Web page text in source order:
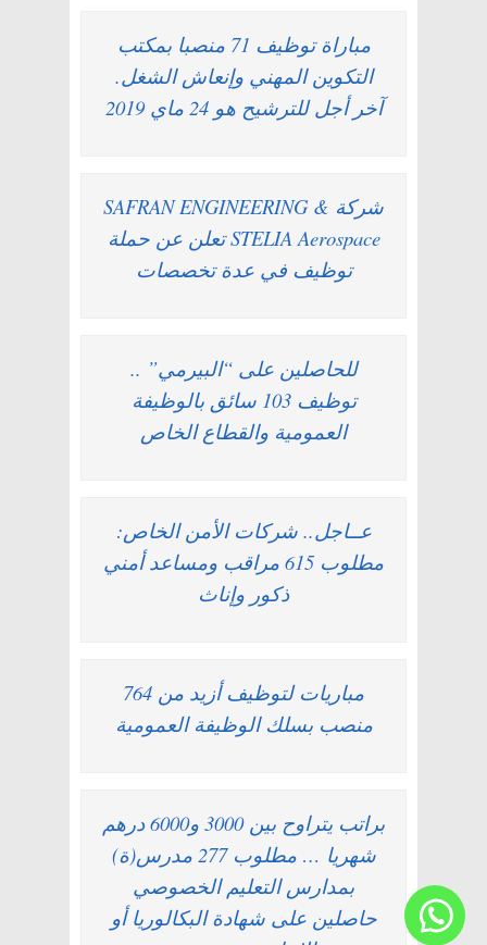
مباراة توظيف 71 منصبا بمكتب
التكوين المهني وإنعاش الشغل.
آخر أجل للترشيح هو 24 ماي 2019
شركة SAFRAN ENGINEERING &
STELIA Aerospace تعلن عن حملة
توظيف في عدة تخصصات
للحاصلين على “البيرمي” ..
توظيف 103 سائق بالوظيفة
العمومية والقطاع الخاص
عــاجل.. شركات الأمن الخاص:
مطلوب 615 مراقب ومساعد أمني
ذكور وإناث
مباريات لتوظيف أزيد من 764
منصب بسلك الوظيفة العمومية
براتب يتراوح بين 3000 و6000 درهم
شهريا … مطلوب 277 مدرس(ة)
بمدارس التعليم الخصوصي
حاصلين على شهادة البكالوريا أو